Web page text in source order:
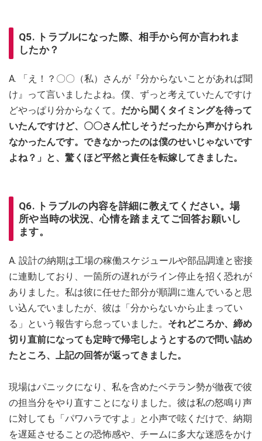
Q5. トラブルになった際、相手から何か言われま
したか？
A. 「え！？〇〇（私）さんが『分からないことがあれば聞
け』って言いましたよね。僕、ずっと考えていたんですけ
どやっぱり分からなくて。 だから聞くタイミングを待って
いたんですけど、〇〇さん忙しそうだったから声かけられ
なかったんです。できなかったのは僕のせいじゃないです
よね？」と、驚くほど平然と責任を転嫁してきました。
Q6. トラブルの内容を詳細に教えてください。場
所や当時の状況、心情を踏まえてご回答お願いし
ます。
A. 設計の納期は工場の稼働スケジュールや部品調達と密接
に連動しており、一箇所の遅れがライン停止を招く恐れが
ありました。私は彼に任せた部分が順調に進んでいると思
い込んでいましたが、彼は「分からないから止まってい
る」という報告すら怠っていました。 それどころか、締め
切り直前になっても定時で帰宅しようとするので問い詰め
たところ、上記の回答が返ってきました。
現場はパニックになり、私を含めたベテラン勢が徹夜で彼
の担当分をやり直すことになりました。彼は私の怒鳴り声
に対しても「パワハラですよ」と小声で呟くだけで、納期
を遅延させることの恐怖感や、チームに多大な迷惑をかけ